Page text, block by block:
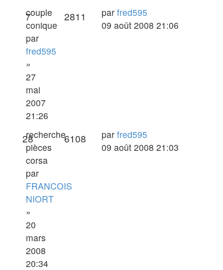
couple
conique
par
fred595
»
27
mai
2007
21:26
7Réponses2811 VuesDernier
message
par fred595
09 août 2008 21:06
recherche
pièces
corsa
par
FRANCOIS
NIORT
»
20
mars
2008
20:34
28Réponses
6108 VuesDernier
message
par fred595
09 août 2008 21:03